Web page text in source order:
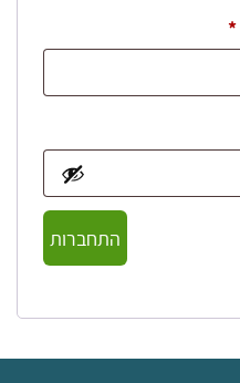
*חובה
התחברות